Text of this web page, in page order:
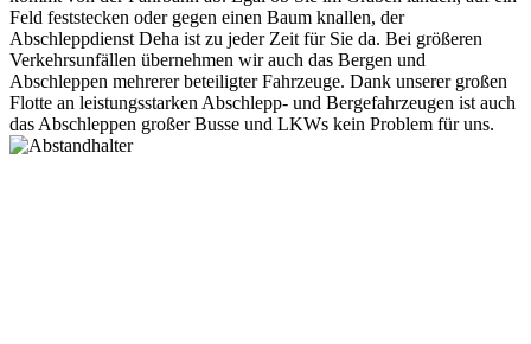
Feld feststecken oder gegen einen Baum knallen, der
Abschleppdienst Deha ist zu jeder Zeit für Sie da. Bei größeren
Verkehrsunfällen übernehmen wir auch das Bergen und
Abschleppen mehrerer beteiligter Fahrzeuge. Dank unserer großen
Flotte an leistungsstarken Abschlepp- und Bergefahrzeugen ist auch
das Abschleppen großer Busse und LKWs kein Problem für uns.